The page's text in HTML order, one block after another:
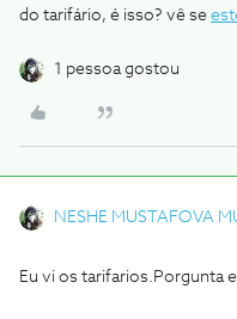
do tarifário, é isso? vê se
1 pessoa gostou
NESHE MUSTAFOVA
Eu vi os tarifarios.Porgunta